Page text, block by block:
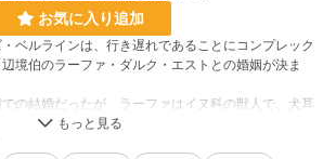
お気に入り追加
ベルラインは、行き遅れであることにコンプレック
境伯のラーファ・ダルク・エストとの婚姻が決ま
の結婚だったが、ラーファはイヌ科の獣人で、犬耳
ズは魅了される。
ァの機嫌を損ねてしまい、それ以降ずっと夜の営み